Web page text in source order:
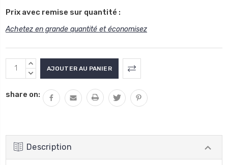
Prix avec remise sur quantité :
Achetez en grande quantité et économisez
Stock
actuel
AUGMENTER
LA
:
DIMINUER
QUANTITÉ
share on:
Description